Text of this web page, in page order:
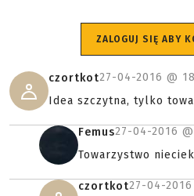
ZALOGUJ SIĘ ABY
czortkot27-04-2016 @
Idea szczytna, tylko
Femus27-04-2016 @
Towarzystwo
czortkot27-04-2016